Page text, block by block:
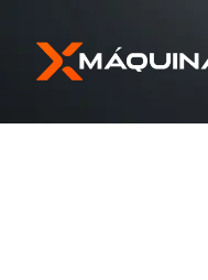
Pular
para
Pular
para
conteúdo
TIPOS DE MÁQUINAS